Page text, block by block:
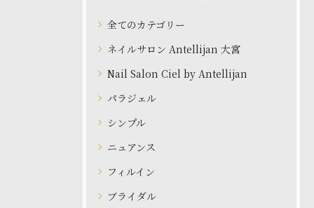
全てのカテゴリー
ネイルサロン Antellijan 大宮
Nail Salon Ciel by Antellijan
パラジェル
シンプル
ニュアンス
フィルイン
ブライダル